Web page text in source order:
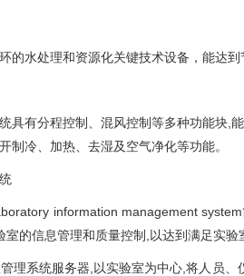
的水处理和资源化关键技术设备，能达到
分程控制、混风控制等多种功能块,能
冷、加热、去湿及空气净化等功能。
information management system简称
的信息管理和质量控制,以达到满足实验室
服务器,以实验室为中心,将人员、仪器